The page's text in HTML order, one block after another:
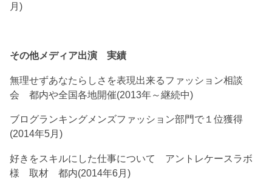
月)
その他メディア出演 実績
無理せずあなたらしさを表現出来るファッション相談
会 都内や全国各地開催(2013年～継続中)
ブログランキングメンズファッション部門で１位獲得
(2014年5月)
好きをスキルにした仕事について アントレケースラボ
様 取材 都内(2014年6月)